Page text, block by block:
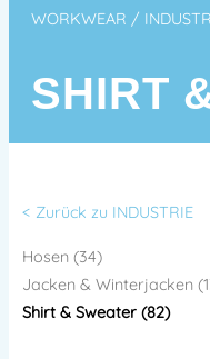
WORKWEAR /
SHIRT
< Zurück zu INDUSTRIE
Hosen (34)
Jacken & Winterjacken
Shirt & Sweater (82)